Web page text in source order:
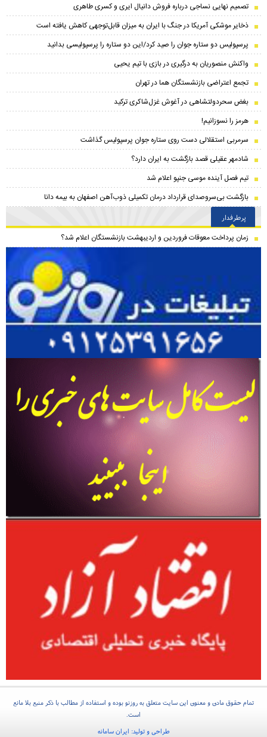
تصمیم نهایی نساجی درباره فروش دانیال ایری و کسری طاهری
ذخایر موشکی آمریکا در جنگ با ایران به میزان قابل‌توجهی کاهش یافته است
پرسپولیس دو ستاره جوان را صید کرد/این دو ستاره را پرسپولیسی بدانید
واکنش منصوریان به درگیری در بازی با تیم یحیی
تجمع اعتراضی بازنشستگان هما در تهران
بغض سحر‌دولتشاهی در آغوش غزل‌شاکری ترکید
هرمز را نسوزانیم!
سرمربی استقلالی دست روی ستاره جوان پرسپولیس گذاشت
شادمهر عقیلی قصد بازگشت به ایران دارد؟
تیم فصل آینده موسی جنپو اعلام شد
بازگشت بی‌سروصدای قرارداد درمان تکمیلی ذوب‌آهن اصفهان به بیمه دانا
پرطرفدار
زمان پرداخت معوقات فروردین و اردیبهشت بازنشستگان اعلام شد؟
تمام حقوق مادی و معنوی این سایت متعلق به روزنو بوده و استفاده از مطالب با ذکر منبع بلا مانع
است.
طراحی و تولید: ایران سامانه